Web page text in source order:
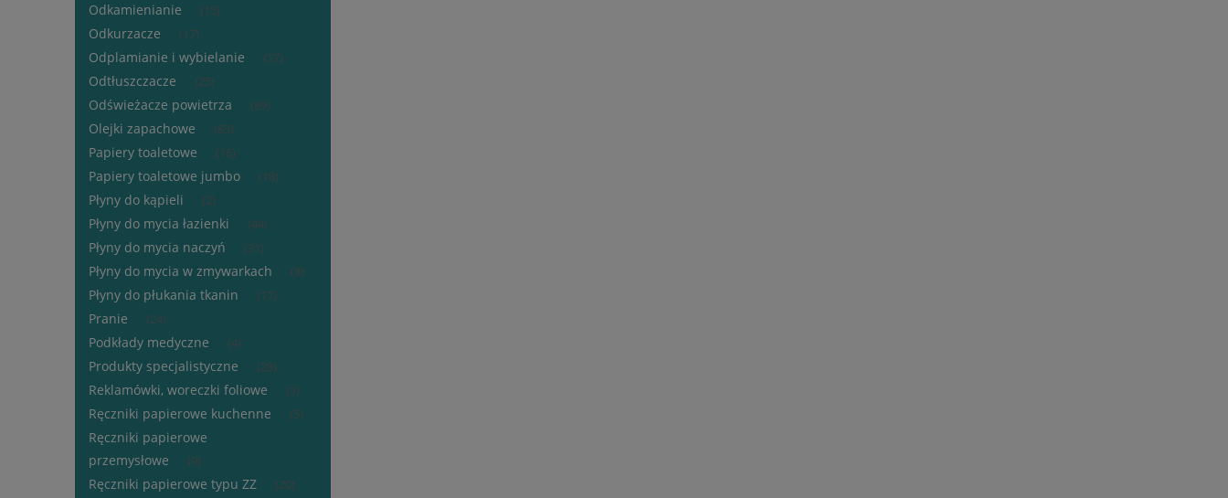
Odkamienianie (15)
Odkurzacze (17)
Odplamianie i wybielanie (17)
Odtłuszczacze (25)
Odświeżacze powietrza (89)
Olejki zapachowe (83)
Papiery toaletowe (16)
Papiery toaletowe jumbo (18)
Płyny do kąpieli (2)
Płyny do mycia łazienki (44)
Płyny do mycia naczyń (31)
Płyny do mycia w zmywarkach (8)
Płyny do płukania tkanin (17)
Pranie (24)
Podkłady medyczne (4)
Produkty specjalistyczne (28)
Reklamówki, woreczki foliowe (3)
Ręczniki papierowe kuchenne (5)
Ręczniki papierowe
przemysłowe
(9)
Ręczniki papierowe typu ZZ (20)